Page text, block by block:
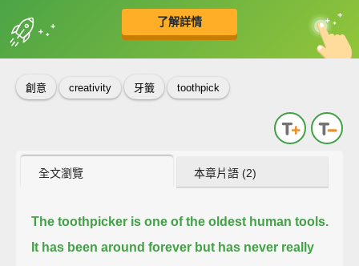
了解詳情
收錄佳句 中
英
創意 creativity 牙籤 toothpick
全文瀏覽 本章片語 (2)
The toothpicker is one of the oldest human tools.
It has been around forever but has never really